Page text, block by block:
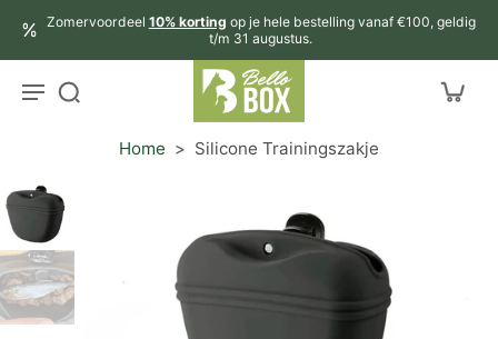
Zomervoordeel 10% korting op je hele bestelling vanaf €100, geldig
t/m 31 augustus.
Home > Silicone Trainingszakje